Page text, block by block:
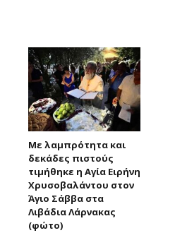
Με λαμπρότητα και
δεκάδες πιστούς
τιμήθηκε η Αγία Ειρήνη
Χρυσοβαλάντου στον
Άγιο Σάββα στα
Λιβάδια Λάρνακας
(φώτο)